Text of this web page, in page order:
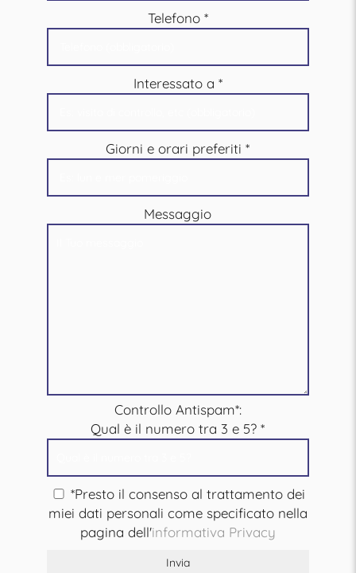
Telefono *
Interessato a *
Giorni e orari preferiti*
Messaggio
Controllo Antispam*:
Qual è il numero tra 3 e 5?*
*Presto il consenso al trattamento dei
miei dati personali come specificato nella
pagina dell'informativa Privacy